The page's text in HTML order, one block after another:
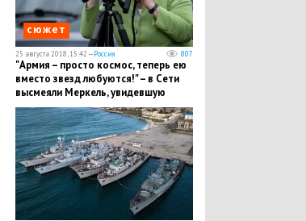
сюжет
25 августа 2018, 15:42 —Россия 807
"Армия – просто космос, теперь ею
вместо звезд любуются!" – в Сети
высмеяли Меркель, увидевшую
военных РФ в бинокль